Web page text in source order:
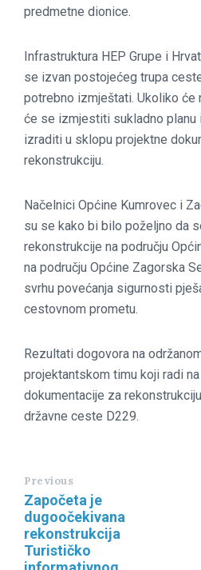
predmetne dionice.
Infrastruktura HEP Grupe i
se izvan postojećeg trupa
potrebno izmještati. Ukoliko
će se izmjestiti sukladno planu
izraditi u sklopu projektne
rekonstrukciju.
Načelnici Općine Kumrovec i
su se kako bi bilo poželjno da
rekonstrukcije na području
na području Općine Zagorska
svrhu povećanja sigurnosti
cestovnom prometu.
Rezultati dogovora na
projektantskom timu koji radi
dokumentacije za
državne ceste D229.
Previous
Započeta je
dugoočekivana
rekonstrukcija
Turističko